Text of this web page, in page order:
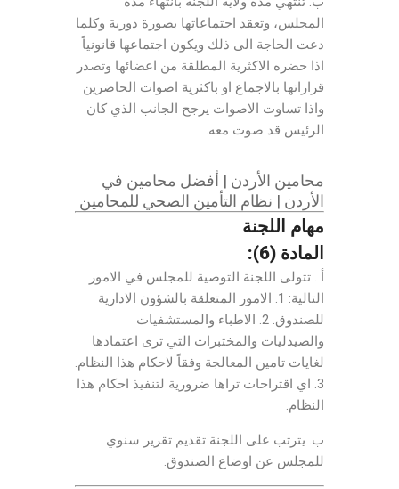
المجلس، وتعقد اجتماعاتها بصورة دورية وكلما
دعت الحاجة الى ذلك ويكون اجتماعها قانونياً
اذا حضره الاكثرية المطلقة من اعضائها وتصدر
قراراتها بالاجماع او باكثرية اصوات الحاضرين
واذا تساوت الاصوات يرجح الجانب الذي كان
الرئيس قد صوت معه.
محامين الأردن | أفضل محامين في
الأردن | نظام التأمين الصحي للمحامين
مهام اللجنة
المادة (6):
أ . تتولى اللجنة التوصية للمجلس في الامور
التالية: 1. الامور المتعلقة بالشؤون الادارية
للصندوق. 2. الاطباء والمستشفيات
والصيدليات والمختبرات التي ترى اعتمادها
لغايات تامين المعالجة وفقاً لاحكام هذا النظام.
3. اي اقتراحات تراها ضرورية لتنفيذ احكام هذا
النظام.
ب. يترتب على اللجنة تقديم تقرير سنوي
للمجلس عن اوضاع الصندوق.